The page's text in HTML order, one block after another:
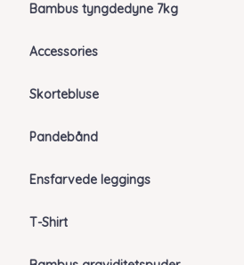
Bambus tyngdedyne 7kg
Accessories
Skortebluse
Pandebånd
Ensfarvede leggings
T-Shirt